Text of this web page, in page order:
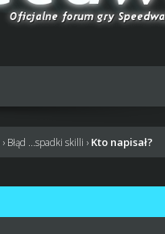
› Błąd ...spadki skilli › Kto napisał?